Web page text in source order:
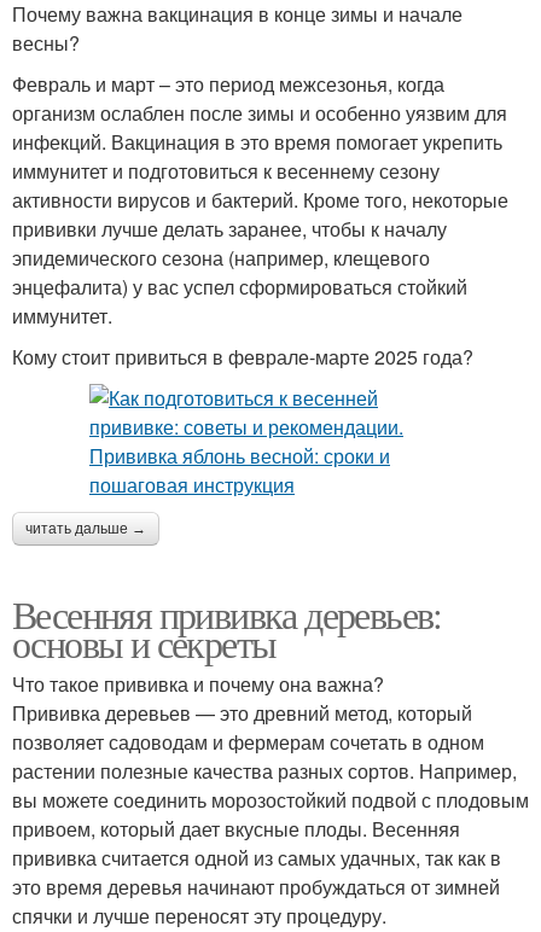
Почему важна вакцинация в конце зимы и начале
весны?
Февраль и март – это период межсезонья, когда
организм ослаблен после зимы и особенно уязвим для
инфекций. Вакцинация в это время помогает укрепить
иммунитет и подготовиться к весеннему сезону
активности вирусов и бактерий. Кроме того, некоторые
прививки лучше делать заранее, чтобы к началу
эпидемического сезона (например, клещевого
энцефалита) у вас успел сформироваться стойкий
иммунитет.
Кому стоит привиться в феврале-марте 2025 года?
читать дальше →
Весенняя прививка деревьев:
основы и секреты
Что такое прививка и почему она важна?
Прививка деревьев — это древний метод, который
позволяет садоводам и фермерам сочетать в одном
растении полезные качества разных сортов. Например,
вы можете соединить морозостойкий подвой с плодовым
привоем, который дает вкусные плоды. Весенняя
прививка считается одной из самых удачных, так как в
это время деревья начинают пробуждаться от зимней
спячки и лучше переносят эту процедуру.